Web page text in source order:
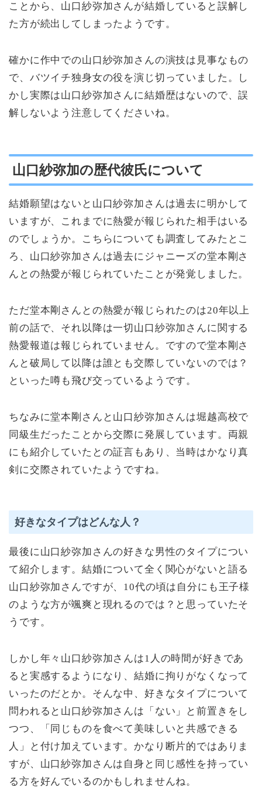
ことから、山口紗弥加さんが結婚していると誤解し
た方が続出してしまったようです。
確かに作中での山口紗弥加さんの演技は見事なもの
で、バツイチ独身女の役を演じ切っていました。し
かし実際は山口紗弥加さんに結婚歴はないので、誤
解しないよう注意してくださいね。
山口紗弥加の歴代彼氏について
結婚願望はないと山口紗弥加さんは過去に明かして
いますが、これまでに熱愛が報じられた相手はいる
のでしょうか。こちらについても調査してみたとこ
ろ、山口紗弥加さんは過去にジャニーズの堂本剛さ
んとの熱愛が報じられていたことが発覚しました。
ただ堂本剛さんとの熱愛が報じられたのは20年以上
前の話で、それ以降は一切山口紗弥加さんに関する
熱愛報道は報じられていません。ですので堂本剛さ
んと破局して以降は誰とも交際していないのでは？
といった噂も飛び交っているようです。
ちなみに堂本剛さんと山口紗弥加さんは堀越高校で
同級生だったことから交際に発展しています。両親
にも紹介していたとの証言もあり、当時はかなり真
剣に交際されていたようですね。
好きなタイプはどんな人？
最後に山口紗弥加さんの好きな男性のタイプについ
て紹介します。結婚について全く関心がないと語る
山口紗弥加さんですが、10代の頃は自分にも王子様
のような方が颯爽と現れるのでは？と思っていたそ
うです。
しかし年々山口紗弥加さんは1人の時間が好きであ
ると実感するようになり、結婚に拘りがなくなって
いったのだとか。そんな中、好きなタイプについて
問われると山口紗弥加さんは「ない」と前置きをし
つつ、「同じものを食べて美味しいと共感できる
人」と付け加えています。かなり断片的ではありま
すが、山口紗弥加さんは自身と同じ感性を持ってい
る方を好んでいるのかもしれませんね。